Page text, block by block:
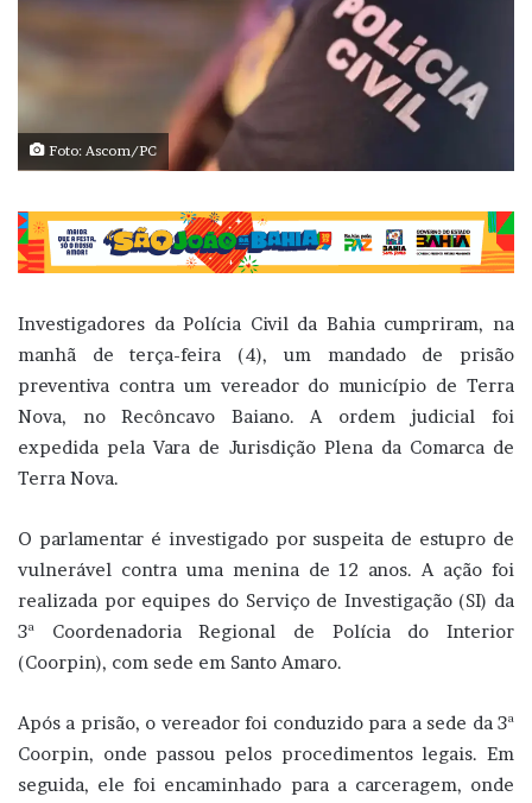
Foto: Ascom/PC
Investigadores da Polícia Civil da Bahia cumpriram, na
manhã de terça-feira (4), um mandado de prisão
preventiva contra um vereador do município de Terra
Nova, no Recôncavo Baiano. A ordem judicial foi
expedida pela Vara de Jurisdição Plena da Comarca de
Terra Nova.
O parlamentar é investigado por suspeita de estupro de
vulnerável contra uma menina de 12 anos. A ação foi
realizada por equipes do Serviço de Investigação (SI) da
3ª Coordenadoria Regional de Polícia do Interior
(Coorpin), com sede em Santo Amaro.
Após a prisão, o vereador foi conduzido para a sede da 3ª
Coorpin, onde passou pelos procedimentos legais. Em
seguida, ele foi encaminhado para a carceragem, onde